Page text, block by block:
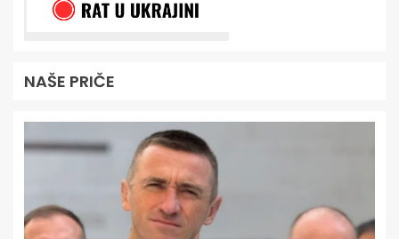
NAŠE PRIČE